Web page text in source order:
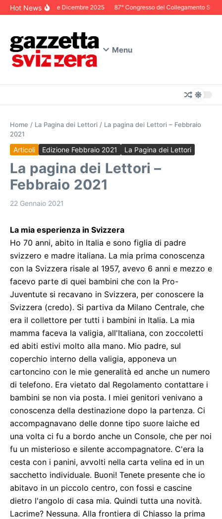
Salta al contenuto
Hot NewsEditoriale Dicembre 2025 87° Congresso del Collegamento
Menu
Home / La Pagina dei Lettori / La pagina dei Lettori – Febbraio
2021
Articoli Edizione Febbraio 2021 La Pagina dei Lettori
La pagina dei Lettori –
Febbraio 2021
22 Gennaio 2021
La mia esperienza in Svizzera
Ho 70 anni, abito in Italia e sono figlia di padre
svizzero e madre italiana. La mia prima conoscenza
con la Svizzera risale al 1957, avevo 6 anni e mezzo e
facevo parte di quei bambini che con la Pro-
Juventute si recavano in Svizzera, per conoscere la
Svizzera (credo). Si partiva da Milano Centrale, che
era il collettore per tutti i bambini in Italia. La mia
mamma faceva la valigia, all'Italiana, con zoccoletti
ed abiti estivi molto alla mano. Mio padre, sul
coperchio interno della valigia, apponeva un
cartoncino con le mie generalità ed anche un numero
di telefono. Era vietato dal Regolamento contattare i
bambini se non via posta. I miei genitori venivano a
conoscenza della destinazione dopo la partenza. Ci
accompagnavano delle donne tipo suore laiche ed
una volta ci fu a bordo anche un Console, che per noi
fu un misterioso e silente accompagnatore. C'era la
cesta con i panini, avvolti nella carta velina ed in un
sacchetto individuale. Buoni! Tenete presente che io
abitavo in un piccolo centro, con fossi e cascine
dietro l'angolo di casa mia. Quindi tutta una novità.
Lacrime? Nessuna. Alla frontiera di Chiasso la prima